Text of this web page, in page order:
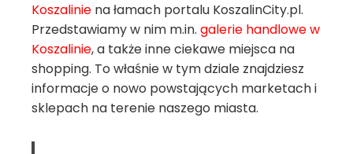
Koszalinie na łamach portalu KoszalinCity.pl.
Przedstawiamy w nim m.in. galerie handlowe w
Koszalinie, a także inne ciekawe miejsca na
shopping. To właśnie w tym dziale znajdziesz
informacje o nowo powstających marketach i
sklepach na terenie naszego miasta.